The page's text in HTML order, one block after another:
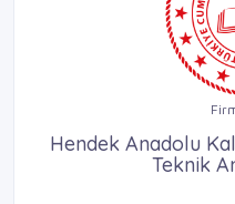
Hendek Anadolu
Teknik